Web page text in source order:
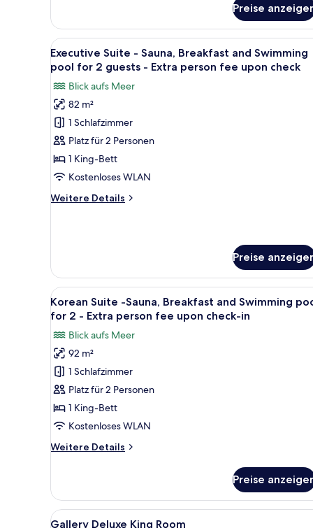
2
guests
(Extra
guest
pay
on-
site)
anzeigen
King
(Ocean
View)
-
Breakfast,
Pool
Sauna
for
guests
(Extra
guest
pay
on-
Preise
Alle
Fotos
für
Executive
Suite
-
Sauna,
Breakfast
and
pool
-
Extra
person
fee
upon
check
anzeigen
Ein modernes Hotelzimmer
5
Executive Suite - Sauna, Breakfast and Swimming
pool for 2 guests - Extra person fee upon check
Blick aufs Meer
82 m²
1 Schlafzimmer
Platz für 2 Personen
1 King-Bett
Kostenloses WLAN
Weitere Details
Weitere
Sauna,
Breakfast
and
Swimming
pool
for
2
guests
Extra
fee
upon
Preise
Alle
Fotos
Korean
Suite
-
Sauna,
Breakfast
and
pool
Extra
Ein modernes Hotelzimmer
7
Korean Suite -Sauna, Breakfast and Swimming
for 2 - Extra person fee upon check-in
Blick aufs Meer
92 m²
1 Schlafzimmer
Platz für 2 Personen
1 King-Bett
Kostenloses WLAN
Weitere Details
Weitere
Suite
Sauna,
Preise
Alle
Ein modernes Hotelzimmer
5
Gallery Deluxe King Room